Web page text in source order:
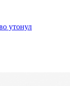
утонул